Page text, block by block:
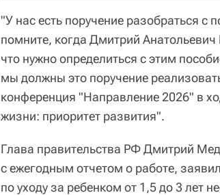
"У нас есть поручение разобраться с
помните, когда Дмитрий
что нужно определиться с этим
мы должны это поручение
конференция "Направление 2026" в
жизни: приоритет развития".
Глава правительства РФ Дмитрий
с ежегодным отчетом о работе,
по уходу за ребенком от 1,5 до 3 лет